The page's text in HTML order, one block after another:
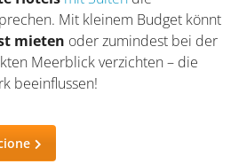
Adria gibt es mehr Betten für
Wunder, dass ihr auch in
Einkomfortables Resort
Hotels
Mit kleinem Budget könnt